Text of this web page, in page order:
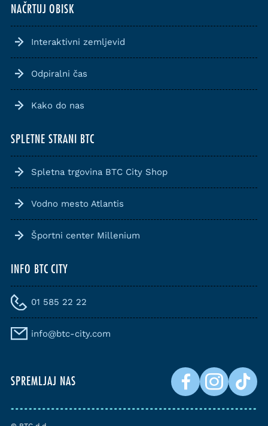
NAČRTUJ OBISK
Interaktivni zemljevid
Odpiralni čas
Kako do nas
SPLETNE STRANI BTC
Spletna trgovina BTC City Shop
Vodno mesto Atlantis
Športni center Millenium
INFO BTC CITY
01 585 22 22
info@btc-city.com
SPREMLJAJ NAS